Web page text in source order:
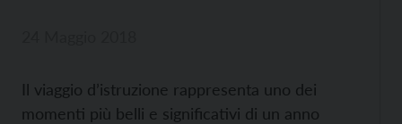
Il viaggio d’istruzione rappresenta uno dei
momenti più belli e significativi di un anno